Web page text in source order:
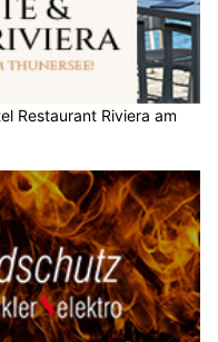
Restaurant Riviera am